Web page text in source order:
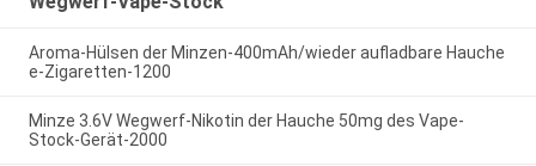
Aroma-Hülsen der Minzen-400mAh/wieder aufladbare Hauche
e-Zigaretten-1200
Minze 3.6V Wegwerf-Nikotin der Hauche 50mg des Vape-
Stock-Gerät-2000